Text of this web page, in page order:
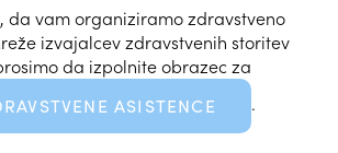
da vam organiziramo zdravstveno
izvajalcev zdravstvenih storitev
da izpolnite obrazec za
ASISTENCE
.